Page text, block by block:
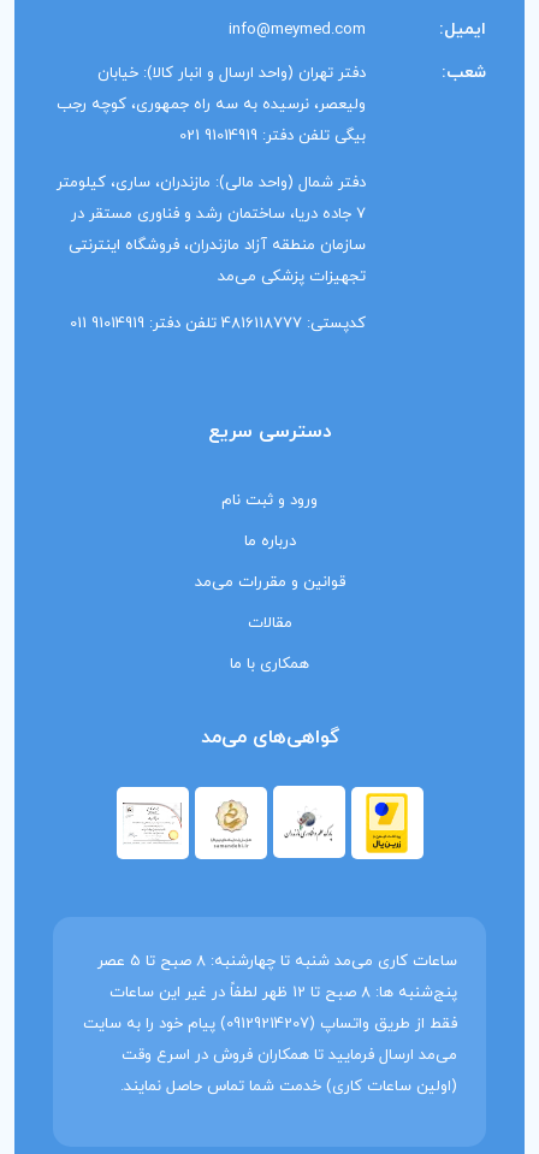
ایمیل: info@meymed.com
شعب:
دفتر تهران (واحد ارسال و انبار کالا): خیابان
ولیعصر، نرسیده به سه راه جمهوری، کوچه رجب
بیگی تلفن دفتر: 91014919 021
دفتر شمال (واحد مالی): مازندران، ساری، کیلومتر
7 جاده دریا، ساختمان رشد و فناوری مستقر در
سازمان منطقه آزاد مازندران، فروشگاه اینترنتی
تجهیزات پزشکی می‌مد
کدپستی: 4816118777 تلفن دفتر: 91014919 011
دسترسی سریع
ورود و ثبت نام
درباره ما
قوانین و مقررات می‌مد
مقالات
همکاری با ما
گواهی‌های می‌مد
ساعات کاری می‌مد شنبه تا چهارشنبه: 8 صبح تا 5 عصر
پنج‌شنبه ها: 8 صبح تا 12 ظهر لطفاً در غیر این ساعات
فقط از طریق واتساپ (09129214207) پیام خود را به سایت
می‌مد ارسال فرمایید تا همکاران فروش در اسرع وقت
(اولین ساعات کاری) خدمت شما تماس حاصل نمایند.